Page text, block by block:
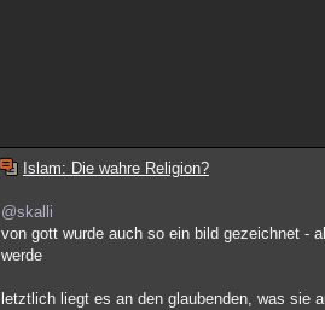
Islam: Die wahre Religion?
@skalli
von gott wurde auch so ein bild gezeichnet -
werde
letztlich liegt es an den glaubenden, was sie